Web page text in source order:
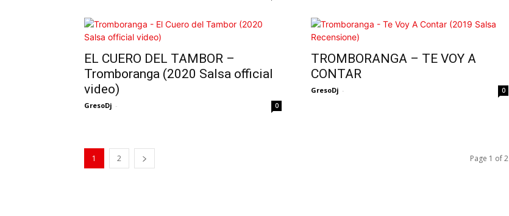
EL CUERO DEL TAMBOR –
Tromboranga (2020 Salsa official
video)
GresoDj - 0
TROMBORANGA – TE VOY A
CONTAR
GresoDj - 0
1 2 Page 1 of 2